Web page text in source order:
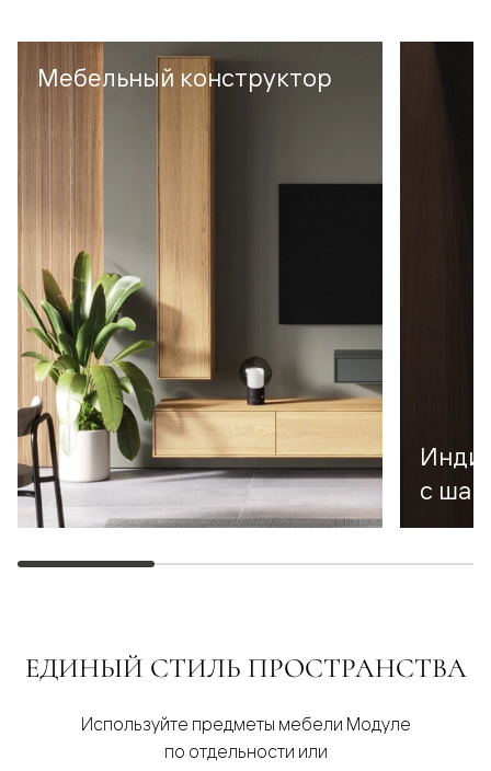
Мебельный конструктор
с
ЕДИНЫЙ СТИЛЬ ПРОСТРАНСТВА
Используйте предметы мебели Модуле
по отдельности или